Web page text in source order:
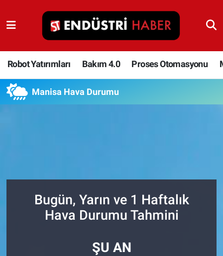
Robot Yatırımları Bakım 4.0 Proses Otomasyonu
Manisa Hava Durumu
Bugün, Yarın ve 1 Haftalık
Hava Durumu Tahmini
ŞU AN
Robot Yatırımları
Bakım 4.0
Proses Otomasyonu
HaberOrtak